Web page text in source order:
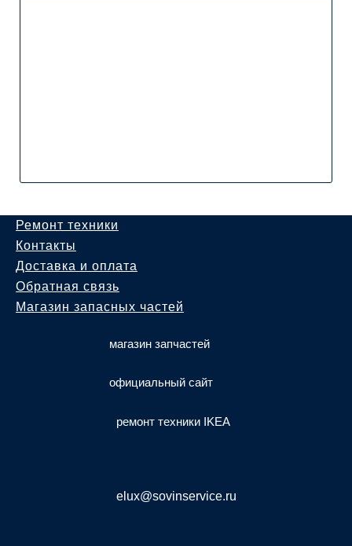
Ремонт техники
Контакты
Доставка и оплата
Обратная связь
Магазин запасных частей
магазин запчастей
официальный сайт
ремонт техники IKEA
elux@sovinservice.ru